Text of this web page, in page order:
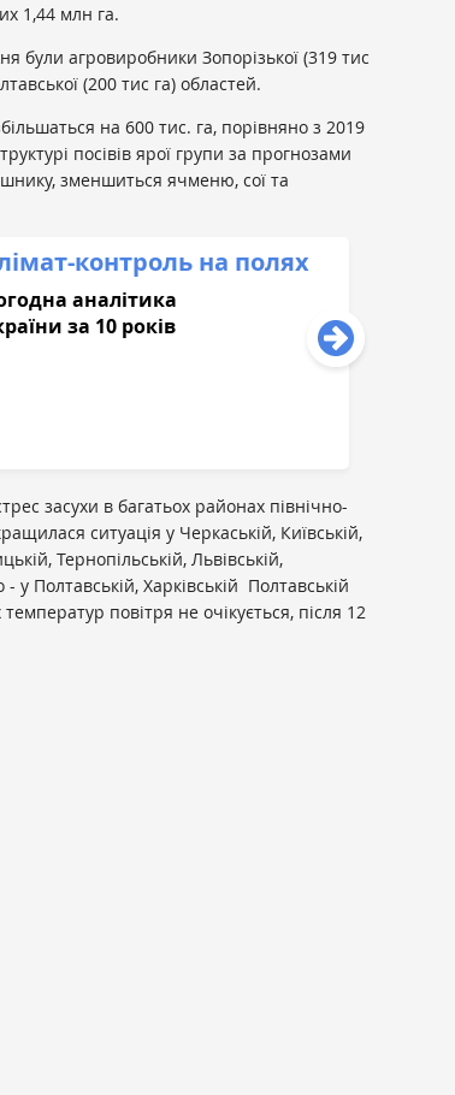
1,44 млн га.
були агровиробники Зопорізької (319 тис
(200 тис га) областей.
на 600 тис. га, порівняно з 2019
посівів ярої групи за прогнозами
зменшиться ячменю, сої та
контроль на полях
аналітика
за 10 років
засухи в багатьох районах північно-
ситуація у Черкаській, Київській,
Тернопільській, Львівській,
у Полтавській, Харківській Полтавській
повітря не очікується, після 12